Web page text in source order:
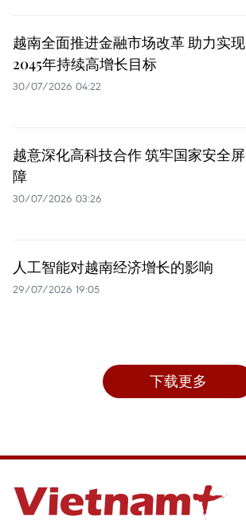
越南全面推进金融市场改革 助力实现
2045年持续高增长目标
30/07/2026 04:22
越意深化高科技合作 筑牢国家安全屏
障
30/07/2026 03:26
人工智能对越南经济增长的影响
29/07/2026 19:05
下载更多